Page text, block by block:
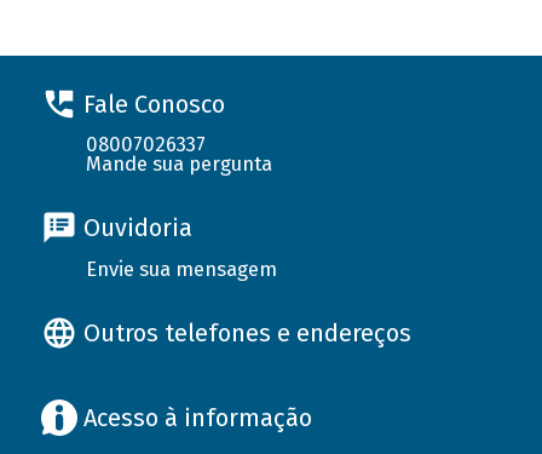
Fale Conosco
08007026337
Mande sua pergunta
Ouvidoria
Envie sua mensagem
Outros telefones e endereços
Acesso à informação